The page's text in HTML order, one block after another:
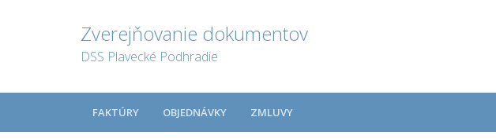
Zverejňovanie dokumentov
DSS Plavecké Podhradie
FAKTÚRY OBJEDNÁVKY ZMLUVY